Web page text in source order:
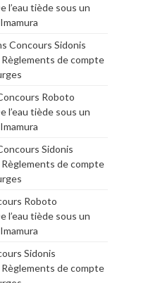
l’eau tiède sous un
Concours Sidonis
de compte
Roboto
l’eau tiède sous un
Sidonis
de compte
Roboto
l’eau tiède sous un
Sidonis
de compte